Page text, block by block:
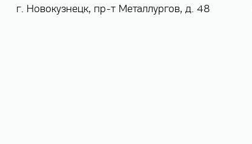
г. Новокузнецк, пр-т Металлургов, д. 48